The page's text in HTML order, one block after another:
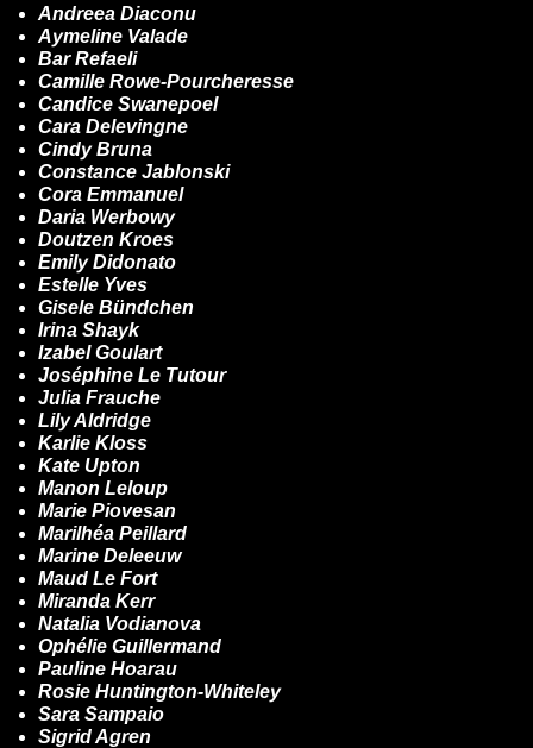
Andreea Diaconu
Aymeline Valade
Bar Refaeli
Camille Rowe-Pourcheresse
Candice Swanepoel
Cara Delevingne
Cindy Bruna
Constance Jablonski
Cora Emmanuel
Daria Werbowy
Doutzen Kroes
Emily Didonato
Estelle Yves
Gisele Bündchen
Irina Shayk
Izabel Goulart
Joséphine Le Tutour
Julia Frauche
Lily Aldridge
Karlie Kloss
Kate Upton
Manon Leloup
Marie Piovesan
Marilhéa Peillard
Marine Deleeuw
Maud Le Fort
Miranda Kerr
Natalia Vodianova
Ophélie Guillermand
Pauline Hoarau
Rosie Huntington-Whiteley
Sara Sampaio
Sigrid Agren